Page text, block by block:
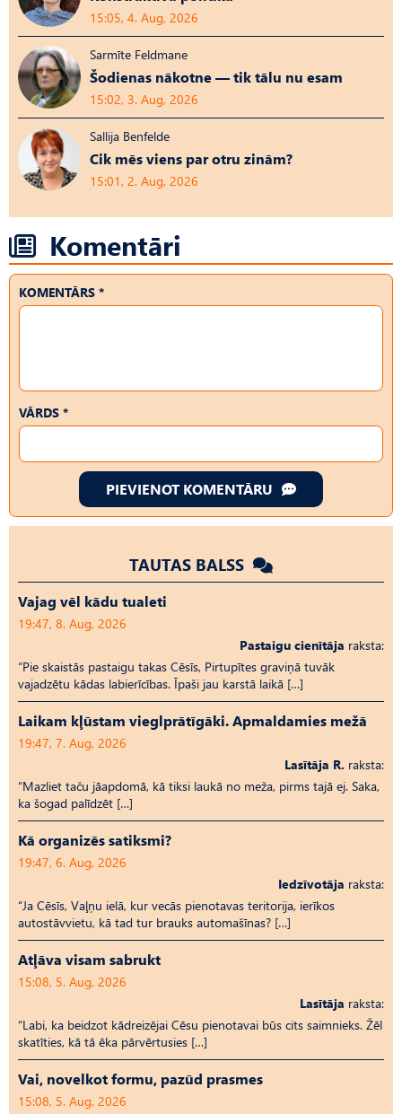
15:05, 4. Aug, 2026
Sarmīte Feldmane
Šodienas nākotne — tik tālu nu esam
15:02, 3. Aug, 2026
Sallija Benfelde
Cik mēs viens par otru zinām?
15:01, 2. Aug, 2026
Komentāri
KOMENTĀRS *
VĀRDS *
PIEVIENOT KOMENTĀRU
TAUTAS BALSS
Vajag vēl kādu tualeti
19:47, 8. Aug, 2026
Pastaigu cienītāja raksta:
“Pie skaistās pastaigu takas Cēsīs, Pirtupītes graviņā tuvāk
vajadzētu kādas labierīcības. Īpaši jau karstā laikā […]
Laikam kļūstam vieglprātīgāki. Apmaldamies mežā
19:47, 7. Aug, 2026
Lasītāja R. raksta:
“Mazliet taču jāapdomā, kā tiksi laukā no meža, pirms tajā ej. Saka,
ka šogad palīdzēt […]
Kā organizēs satiksmi?
19:47, 6. Aug, 2026
Iedzīvotāja raksta:
“Ja Cēsīs, Vaļņu ielā, kur vecās pienotavas teritorija, ierīkos
autostāvvietu, kā tad tur brauks automašīnas? […]
Atļāva visam sabrukt
15:08, 5. Aug, 2026
Lasītāja raksta:
“Labi, ka beidzot kādreizējai Cēsu pienotavai būs cits saimnieks. Žēl
skatīties, kā tā ēka pārvērtusies […]
Vai, novelkot formu, pazūd prasmes
15:08, 5. Aug, 2026